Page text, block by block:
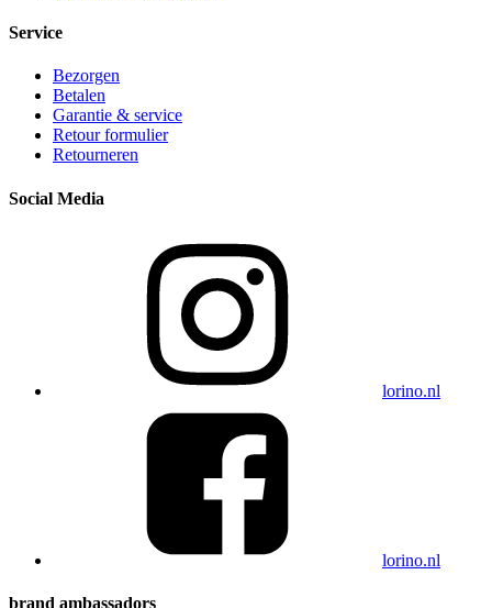
Service
Bezorgen
Betalen
Garantie & service
Retour formulier
Retourneren
Social Media
lorino.nl
lorino.nl
brand ambassadors